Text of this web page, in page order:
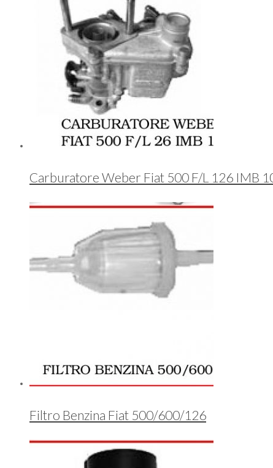
Carburatore Weber Fiat 500 F/L 126 IMB
Filtro Benzina Fiat 500/600/126